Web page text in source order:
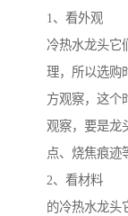
1、看外观
冷热水龙头它
理，所以选购
方观察，这个
观察，要是龙
点、烧焦痕迹
2、看材料
的冷热水龙头